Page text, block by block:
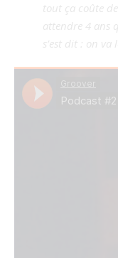
tout ça coûte
attendre 4 ans
s’est dit : on va